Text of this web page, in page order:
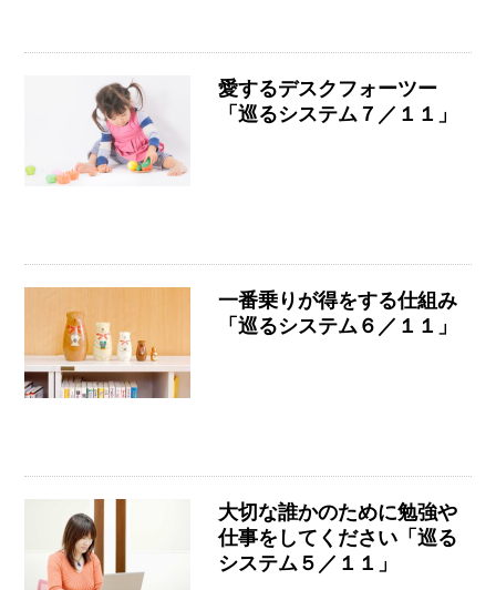
愛するデスクフォーツー
「巡るシステム７／１１」
一番乗りが得をする仕組み
「巡るシステム６／１１」
大切な誰かのために勉強や
仕事をしてください「巡る
システム５／１１」